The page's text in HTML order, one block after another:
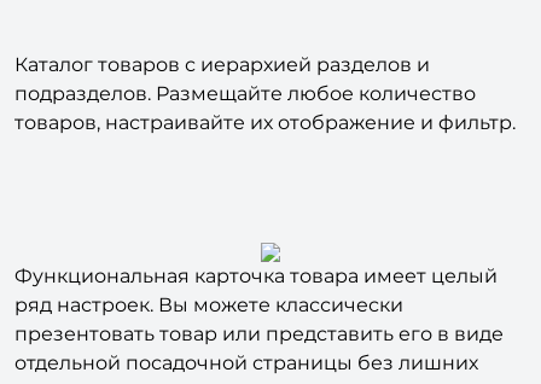
Каталог товаров с иерархией разделов и
подразделов. Размещайте любое количество
товаров, настраивайте их отображение и фильтр.
Функциональная карточка товара имеет целый
ряд настроек. Вы можете классически
презентовать товар или представить его в виде
отдельной посадочной страницы без лишних